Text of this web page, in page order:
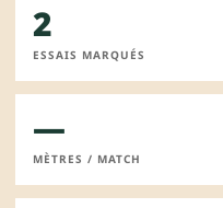
2
ESSAIS MARQUÉS
—
MÈTRES / MATCH